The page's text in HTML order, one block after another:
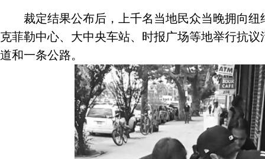
裁定结果公布后，上千名当地民众当晚拥向纽
克菲勒中心、大中央车站、时报广场等地举行抗
道和一条公路。